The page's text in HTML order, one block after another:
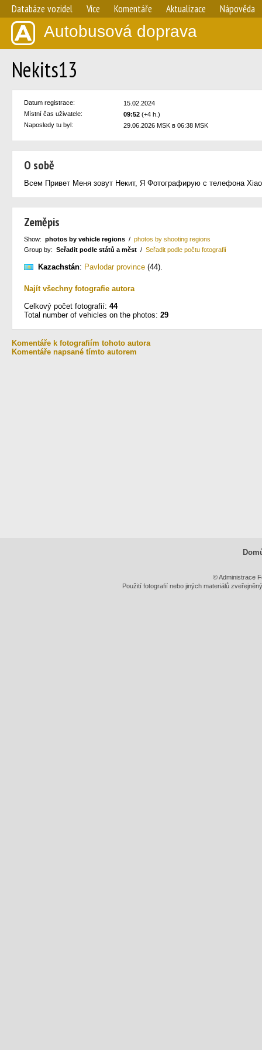
Databáze vozidel Více Komentáře Aktualizace Nápověda
Autobusová doprava
Nekits13
Datum registrace:
15.02.2024
Místní čas uživatele:
09:52 (+4 h.)
Naposledy tu byl:
29.06.2026 MSK в 06:38 MSK
O sobě
Всем Привет Меня зовут Некит, Я Фотографирую с телефона
Zeměpis
Show: photos by vehicle regions / photos by shooting regions
Group by: Seřadit podle států a měst / Seřadit podle počtu fotografií
Kazachstán: Pavlodar province (44).
Najít všechny fotografie autora
Celkový počet fotografií: 44
Total number of vehicles on the photos: 29
Komentáře k fotografiím tohoto autora
Komentáře napsané tímto autorem
© Administrace
Použití fotografií nebo jiných materiálů